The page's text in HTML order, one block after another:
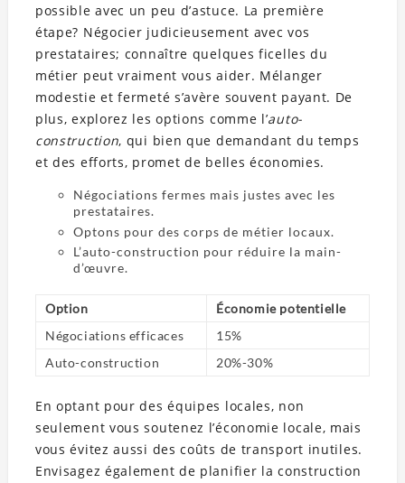
possible avec un peu d’astuce. La première
étape? Négocier judicieusement avec vos
prestataires; connaître quelques ficelles du
métier peut vraiment vous aider. Mélanger
modestie et fermeté s’avère souvent payant. De
plus, explorez les options comme l’auto-
construction, qui bien que demandant du temps
et des efforts, promet de belles économies.
Négociations fermes mais justes avec les
prestataires.
Optons pour des corps de métier locaux.
L’auto-construction pour réduire la main-
d’œuvre.
Option
Économie potentielle
Négociations efficaces
15%
Auto-construction
20%-30%
En optant pour des équipes locales, non
seulement vous soutenez l’économie locale, mais
vous évitez aussi des coûts de transport inutiles.
Envisagez également de planifier la construction